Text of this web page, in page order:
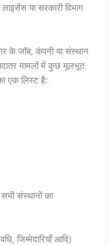
या सरकारी विभाग
के जॉब, कंपनी या संस्थान
मामलों में कुछ मूलभूत
एक लिस्ट है:
संस्थानों का
जिम्मेदारियाँ आदि)